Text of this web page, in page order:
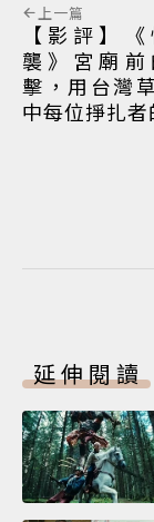
上一篇
【影評】
襲》宮廟
擊，用台灣
中每位掙扎者
延伸閱讀